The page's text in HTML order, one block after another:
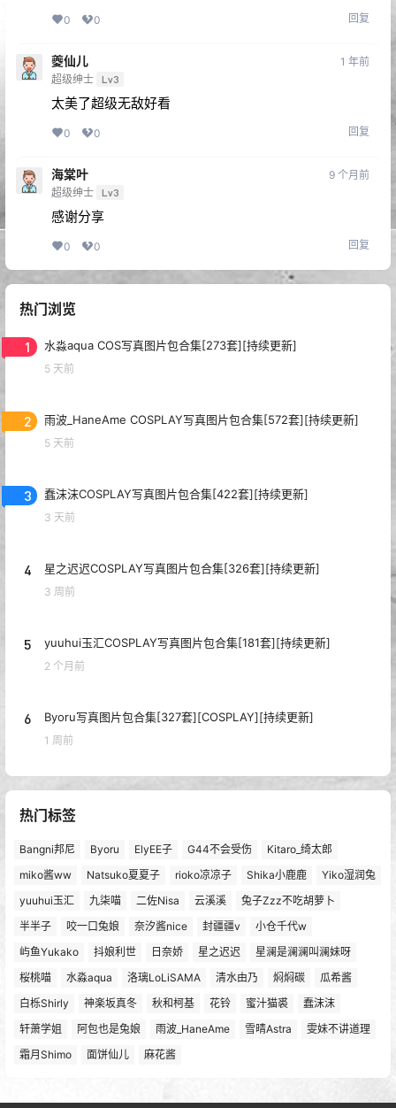
0 0 回复
夔仙儿
超级绅士 Lv3
1 年前
太美了超级无敌好看
0 0 回复
海棠叶
超级绅士 Lv3
9 个月前
感谢分享
0 0 回复
热门浏览
1 水淼aqua COS写真图片包合集[273套][持续更新]
5 天前
2 雨波_HaneAme COSPLAY写真图片包合集[572套][持续更新]
5 天前
3 蠢沫沫COSPLAY写真图片包合集[422套][持续更新]
3 天前
4 星之迟迟COSPLAY写真图片包合集[326套][持续更新]
3 周前
5 yuuhui玉汇COSPLAY写真图片包合集[181套][持续更新]
2 个月前
6 Byoru写真图片包合集[327套][COSPLAY][持续更新]
1 周前
热门标签
Bangni邦尼 Byoru ElyEE子 G44不会受伤
Kitaro_绮太郎
miko酱ww
Natsuko夏夏子 rioko凉凉子 Shika小鹿鹿
Yiko湿润兔
yuuhui玉汇
九柒喵 二佐Nisa 云溪溪
兔子Zzz不吃胡萝卜
半半子
咬一口兔娘 奈汐酱nice 封疆疆v
小仓千代w
屿鱼Yukako
抖娘利世 日奈娇 星之迟迟
星澜是澜澜叫澜妹呀
桜桃喵
水淼aqua 洛璃LoLiSAMA 清水由乃 焖焖碳
瓜希酱
白栎Shirly
神楽坂真冬 秋和柯基 花铃 蜜汁猫裘
蠢沫沫
轩萧学姐
阿包也是兔娘 雨波_HaneAme 雪晴Astra
雯妹不讲道理
霜月Shimo
面饼仙儿 麻花酱